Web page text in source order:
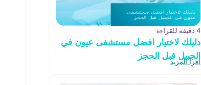
4 دقيقة للقراءة
دليلك لاختيار افضل مستشفى عيون في
الجبيل قبل الحجز
اقرأ المزيد